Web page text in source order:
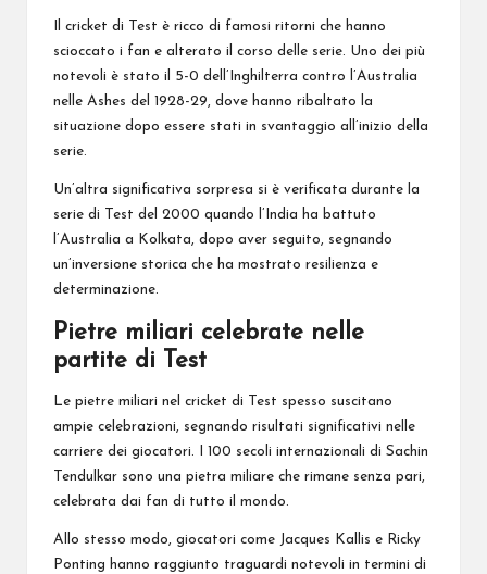
Il cricket di Test è ricco di famosi ritorni che hanno
scioccato i fan e alterato il corso delle serie. Uno dei più
notevoli è stato il 5-0 dell’Inghilterra contro l’Australia
nelle Ashes del 1928-29, dove hanno ribaltato la
situazione dopo essere stati in svantaggio all’inizio della
serie.
Un’altra significativa sorpresa si è verificata durante la
serie di Test del 2000 quando l’India ha battuto
l’Australia a Kolkata, dopo aver seguito, segnando
un’inversione storica che ha mostrato resilienza e
determinazione.
Pietre miliari celebrate nelle
partite di Test
Le pietre miliari nel cricket di Test spesso suscitano
ampie celebrazioni, segnando risultati significativi nelle
carriere dei giocatori. I 100 secoli internazionali di Sachin
Tendulkar sono una pietra miliare che rimane senza pari,
celebrata dai fan di tutto il mondo.
Allo stesso modo, giocatori come Jacques Kallis e Ricky
Ponting hanno raggiunto traguardi notevoli in termini di